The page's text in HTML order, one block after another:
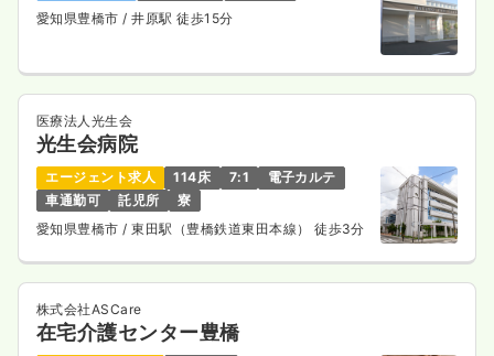
愛知県豊橋市 / 井原駅 徒歩15分
医療法人光生会
光生会病院
エージェント求人 114床 7:1
電子カルテ
車通勤可
託児所
寮
愛知県豊橋市 / 東田駅（豊橋鉄道東田本線） 徒歩3分
株式会社ASCare
在宅介護センター豊橋